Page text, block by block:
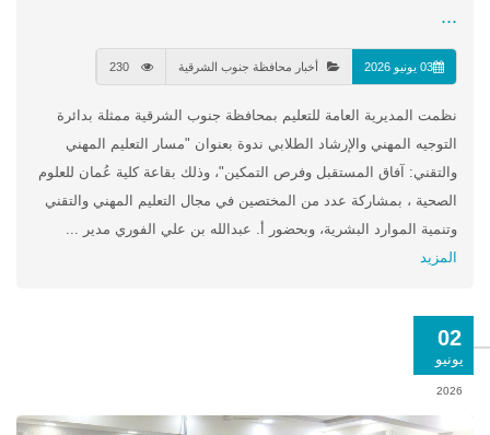
...
03 يونيو 2026 أخبار محافظة جنوب الشرقية
نظمت المديرية العامة للتعليم بمحافظة جنوب الشرقية ممثلة بدائرة
التوجيه المهني والإرشاد الطلابي ندوة بعنوان "مسار التعليم المهني
والتقني: آفاق المستقبل وفرص التمكين"، وذلك بقاعة كلية عُمان للعلوم
الصحية ، بمشاركة عدد من المختصين في مجال التعليم المهني والتقني
وتنمية الموارد البشرية، وبحضور أ. عبدالله بن علي الفوري مدير ...
المزيد
02
يونيو
2026